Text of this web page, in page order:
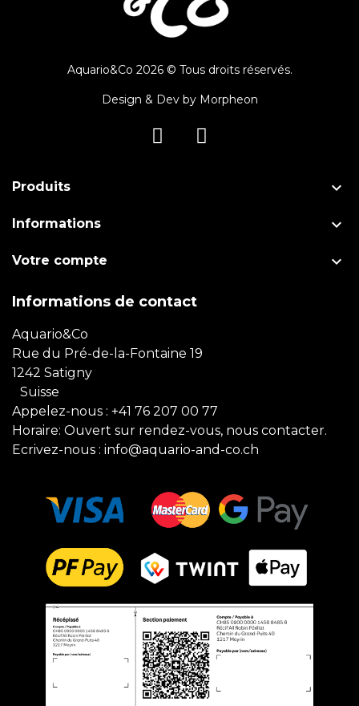
Aquario&Co 2026 © Tous droits réservés.
Design & Dev by Morpheon
Produits 
Informations 
Votre compte 
Informations de contact
Aquario&Co
Rue du Pré-de-la-Fontaine 19
1242 Satigny
Suisse
Appelez-nous : +41 76 207 00 77
Horaire: Ouvert sur rendez-vous, nous contacter.
Ecrivez-nous : info@aquario-and-co.ch